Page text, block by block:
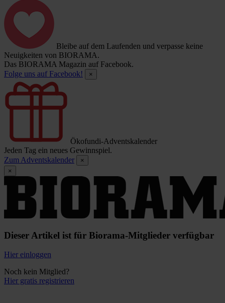
Bleibe auf dem Laufenden und verpasse keine
Neuigkeiten von BIORAMA.
Das BIORAMA Magazin auf Facebook.
Folge uns auf Facebook!
×
Ökofundi-Adventskalender
Jeden Tag ein neues Gewinnspiel.
Zum Adventskalender
×
×
Dieser Artikel ist für Biorama-Mitglieder verfügbar
Hier einloggen
Noch kein Mitglied?
Hier gratis registrieren